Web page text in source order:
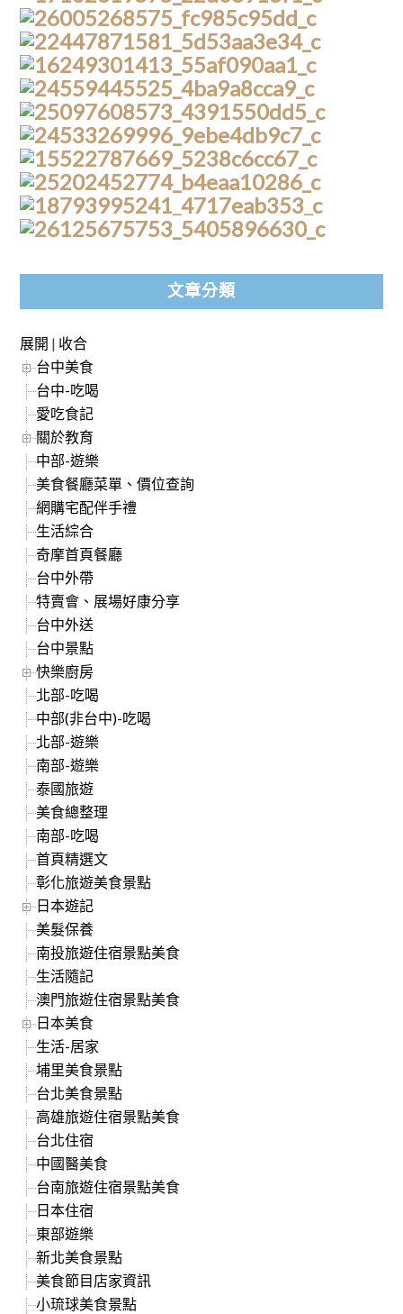
文章分類
展開 | 收合
台中美食
台中-吃喝
愛吃食記
關於教育
中部-遊樂
美食餐廳菜單、價位查詢
網購宅配伴手禮
生活綜合
奇摩首頁餐廳
台中外帶
特賣會、展場好康分享
台中外送
台中景點
快樂廚房
北部-吃喝
中部(非台中)-吃喝
北部-遊樂
南部-遊樂
泰國旅遊
美食總整理
南部-吃喝
首頁精選文
彰化旅遊美食景點
日本遊記
美髮保養
南投旅遊住宿景點美食
生活隨記
澳門旅遊住宿景點美食
日本美食
生活-居家
埔里美食景點
台北美食景點
高雄旅遊住宿景點美食
台北住宿
中國醫美食
台南旅遊住宿景點美食
日本住宿
東部遊樂
新北美食景點
美食節目店家資訊
小琉球美食景點